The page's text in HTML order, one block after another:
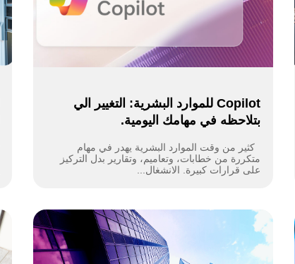
Copilot للموارد البشرية: التغيير الي
بتلاحظه في مهامك اليومية.
كثير من وقت الموارد البشرية يهدر في مهام
متكررة من خطابات، وتعاميم، وتقارير بدل التركيز
على قرارات كبيرة. الانشغال...